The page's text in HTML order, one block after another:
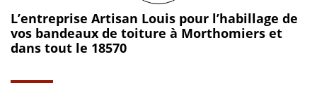
L’entreprise Artisan Louis pour l’habillage de
vos bandeaux de toiture à Morthomiers et
dans tout le 18570